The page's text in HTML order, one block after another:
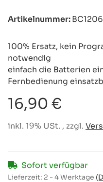
Artikelnummer:
100% Ersatz, kein
notwendig
einfach die Batterien
Fernbedienung
16,90 €
inkl. 19% USt. , zzgl.
Sofort verfügbar
Lieferzeit: 2 - 4 Werktage